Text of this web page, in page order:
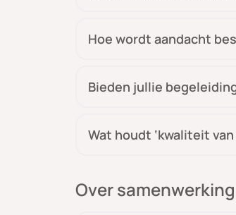
Hoe wordt aandacht
Bieden jullie
Wat houdt ‘kwaliteit
Over